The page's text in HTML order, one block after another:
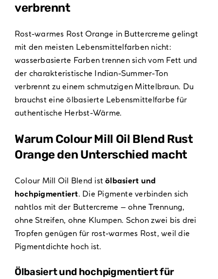
verbrennt
Rost-warmes Rost Orange in Buttercreme gelingt
mit den meisten Lebensmittelfarben nicht:
wasserbasierte Farben trennen sich vom Fett und
der charakteristische Indian-Summer-Ton
verbrennt zu einem schmutzigen Mittelbraun. Du
brauchst eine ölbasierte Lebensmittelfarbe für
authentische Herbst-Wärme.
Warum Colour Mill Oil Blend Rust
Orange den Unterschied macht
Colour Mill Oil Blend istölbasiert und
hochpigmentiert. Die Pigmente verbinden sich
nahtlos mit der Buttercreme – ohne Trennung,
ohne Streifen, ohne Klumpen. Schon zwei bis drei
Tropfen genügen für rost-warmes Rost, weil die
Pigmentdichte hoch ist.
Ölbasiert und hochpigmentiert für